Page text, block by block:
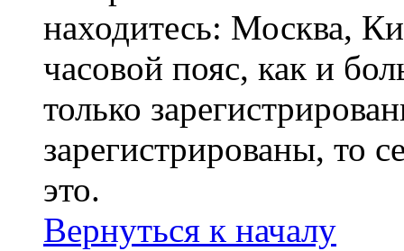
находитесь: Москва,
часовой пояс, как и
только
зарегистрированы, то
это.
Вернуться к началу